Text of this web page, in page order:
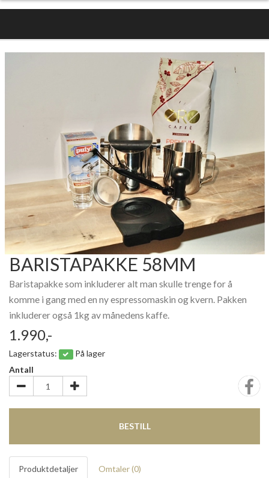
BARISTAPAKKE 58MM
Baristapakke som inkluderer alt man skulle trenge for å
komme i gang med en ny espressomaskin og kvern. Pakken
inkluderer også 1kg av månedens kaffe.
1.990,-
Lagerstatus:
På lager
Antall
BESTILL
Produktdetaljer Omtaler (0)